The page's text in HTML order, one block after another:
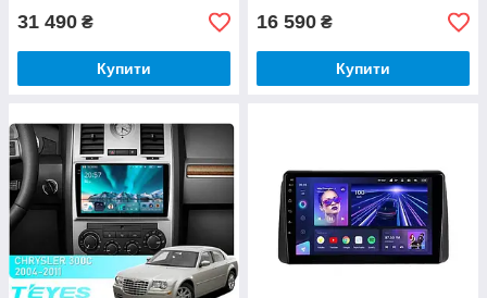
31 490 ₴
Купити
16 590 ₴
Купити